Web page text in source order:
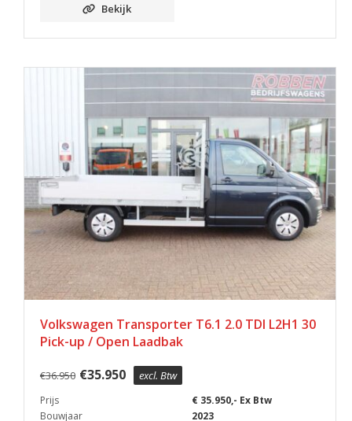
Bekijk
Volkswagen Transporter T6.1 2.0 TDI L2H1 30
Pick-up / Open Laadbak
€36.950 €35.950 excl. Btw
Prijs
€ 35.950,- Ex Btw
Bouwjaar
2023